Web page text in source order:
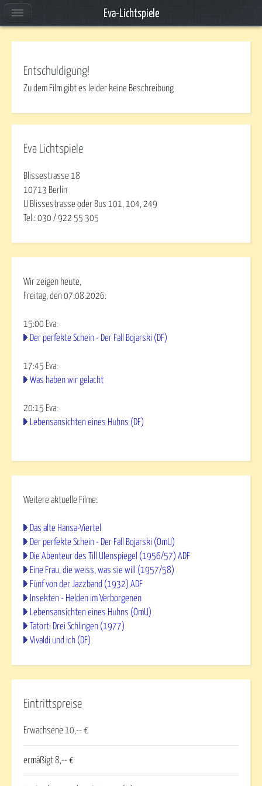
Eva Lichtspiele
Blissestrasse 18
10713 Berlin
U Blissestrasse oder Bus 101, 104, 249
Tel.: 030 / 922 55 305
Wir zeigen heute,
Freitag, den 07.08.2026:
15:00 Eva:
Der perfekte Schein - Der Fall Bojarski (DF)
17:45 Eva:
Was haben wir gelacht
20:15 Eva:
Lebensansichten eines Huhns (DF)
Weitere aktuelle Filme:
Das alte Hansa-Viertel
Der perfekte Schein - Der Fall Bojarski (OmU)
Die Abenteur des Till Ulenspiegel (1956/57) ADF
Eine Frau, die weiss, was sie will (1957/58)
Fünf von der Jazzband (1932) ADF
Insekten - Helden im Verborgenen
Lebensansichten eines Huhns (OmU)
Tatort: Drei Schlingen (1977)
Vivaldi und ich (DF)
Eintrittspreise
Erwachsene 10,-- €
ermäßigt 8,-- €
Entschuldigung!
Zu dem Film gibt es leider keine Beschreibung
Eva-Lichtspiele